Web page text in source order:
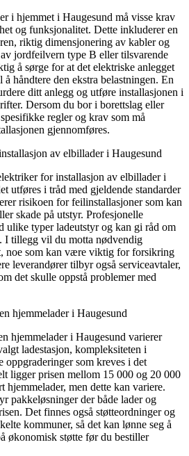
i hjemmet i Haugesund må visse krav
og funksjonalitet. Dette inkluderer en
riktig dimensjonering av kabler og
jordfeilvern type B eller tilsvarende
å sørge for at det elektriske anlegget
håndtere den ekstra belastningen. En
ditt anlegg og utføre installasjonen i
Dersom du bor i borettslag eller
regler og krav som må
gjennomføres.
av elbillader i Haugesund
for installasjon av elbillader i
utføres i tråd med gjeldende standarder
risikoen for feilinstallasjoner som kan
skade på utstyr. Profesjonelle
ulike typer ladeutstyr og kan gi råd om
I tillegg vil du motta nødvendig
noe som kan være viktig for forsikring
leverandører tilbyr også serviceavtaler,
det skulle oppstå problemer med
hjemmelader i Haugesund
hjemmelader i Haugesund varierer
ladestasjon, kompleksiteten i
oppgraderinger som kreves i det
ligger prisen mellom 15 000 og 20 000
hjemmelader, men dette kan variere.
pakkeløsninger der både lader og
Det finnes også støtteordninger og
kommuner, så det kan lønne seg å
økonomisk støtte før du bestiller